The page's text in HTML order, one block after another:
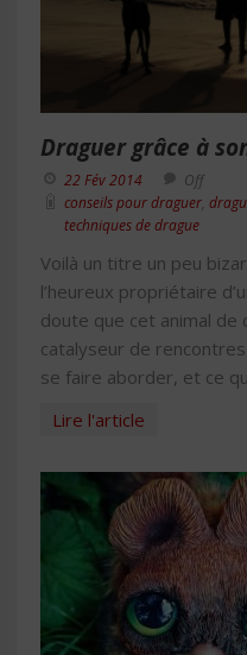
Draguer grâce à
22 Fév 2014
Off
conseils pour draguer
techniques de drague
Voilà un titre un peu
l’heureux propriétaire
doute que cet animal de
catalyseur de
se faire aborder, et ce
Lire l'article